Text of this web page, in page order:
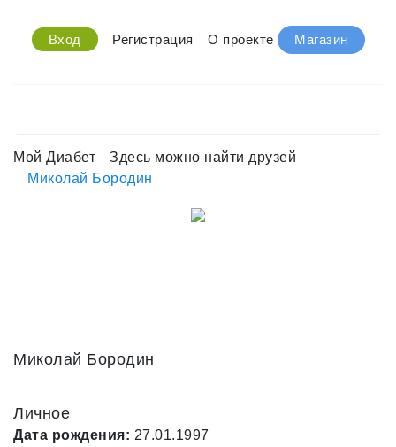
Вход Регистрация О проекте Магазин
Мой Диабет
Здесь можно найти друзей
Миколай Бородин
Миколай Бородин
Личное
Дата рождения: 27.01.1997